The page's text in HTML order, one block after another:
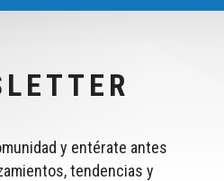
y entérate antes
tendencias y